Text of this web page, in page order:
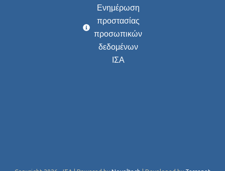
Ενημέρωση
προστασίας
προσωπικών
δεδομένων
ΙΣΑ